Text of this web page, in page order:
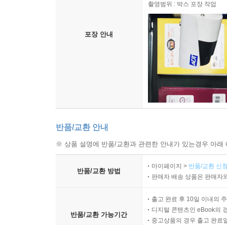
포장 안내
촬영범위 : 박스 포장 작업
반품/교환 안내
※ 상품 설명에 반품/교환과 관련한 안내가 있는경우 아
반품/교환 방법
마이페이지 > 반품/교환 신
판매자 배송 상품은 판매자
반품/교환 가능기간
출고 완료 후 10일 이내의
디지털 콘텐츠인 eBook의
중고상품의 경우 출고 완료